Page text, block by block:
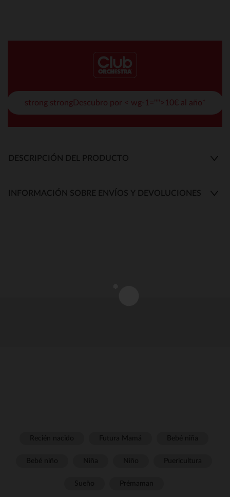
strong strongDescubro por < wg-1="">10€ al año*
DESCRIPCIÓN DEL PRODUCTO
INFORMACIÓN SOBRE ENVÍOS Y DEVOLUCIONES